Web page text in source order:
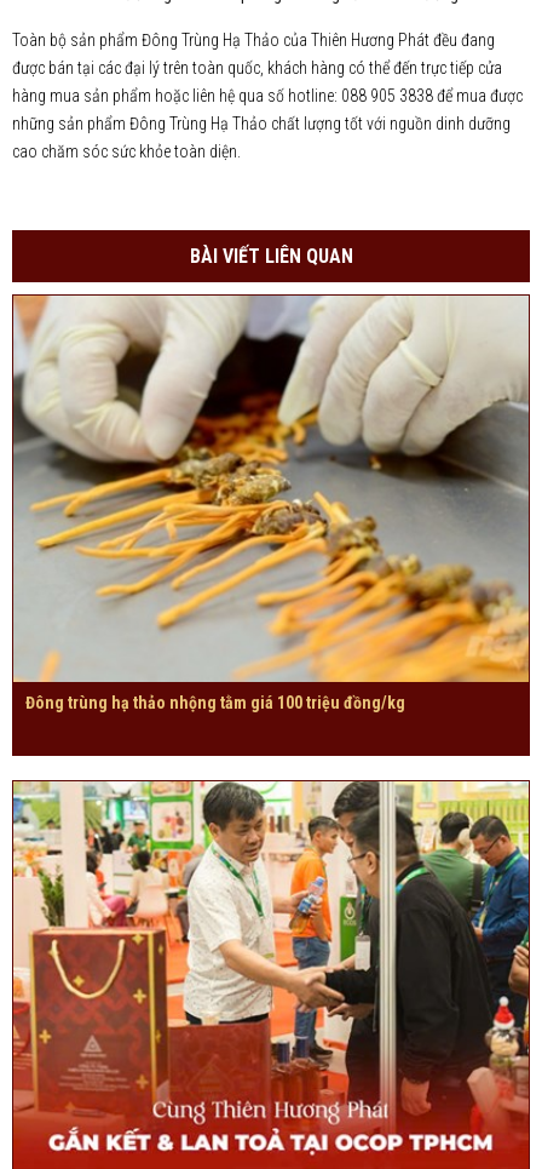
Toàn bộ sản phẩm Đông Trùng Hạ Thảo của Thiên Hương Phát đều đang
được bán tại các đại lý trên toàn quốc, khách hàng có thể đến trực tiếp cửa
hàng mua sản phẩm hoặc liên hệ qua số hotline: 088 905 3838 để mua được
những sản phẩm Đông Trùng Hạ Thảo chất lượng tốt với nguồn dinh dưỡng
cao chăm sóc sức khỏe toàn diện.
BÀI VIẾT LIÊN QUAN
Đông trùng hạ thảo nhộng tằm giá 100 triệu đồng/kg